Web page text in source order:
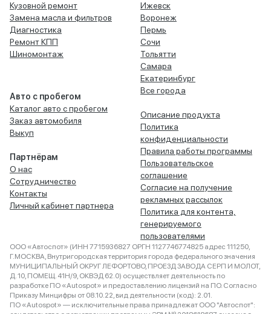
Кузовной ремонт
Замена масла и фильтров
Диагностика
Ремонт КПП
Шиномонтаж
Авто с пробегом
Каталог авто с пробегом
Заказ автомобиля
Выкуп
Партнёрам
О нас
Сотрудничество
Контакты
Личный кабинет партнера
Ижевск
Воронеж
Пермь
Сочи
Тольятти
Самара
Екатеринбург
Все города
Описание продукта
Политика
конфиденциальности
Правила работы программы
Пользовательское
соглашение
Согласие на получение
рекламных рассылок
Политика для контента,
генерируемого
пользователями
ООО «Автоспот» (ИНН 7715936827 ОРГН 1127746774825 адрес 111250,
Г.МОСКВА, Внутригородская территория города федерального значения
МУНИЦИПАЛЬНЫЙ ОКРУГ ЛЕФОРТОВО, ПРОЕЗД ЗАВОДА СЕРП И МОЛОТ,
Д. 10, ПОМЕЩ. 41Н/9, ОКВЭД 62.0) осуществляет деятельность по
разработке ПО «Autospot» и предоставлению лицензий на ПО. Согласно
Приказу Минцифры от 08.10.22, вид деятельности (код): 2.01.
ПО «Autospot» — исключительные права принадлежат ООО "Автоспот":